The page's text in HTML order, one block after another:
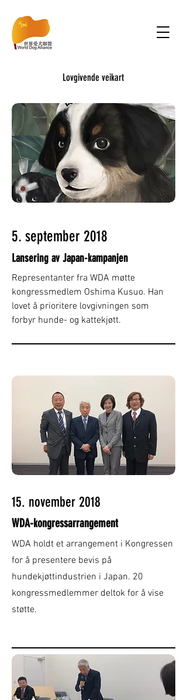
Lovgivende veikart
5. september 2018
Lansering av Japan-kampanjen
Representanter fra WDA møtte
kongressmedlem Oshima Kusuo. Han
lovet å prioritere lovgivningen som
forbyr hunde- og kattekjøtt.
15. november 2018
WDA-kongressarrangement
WDA holdt et arrangement i Kongressen
for å presentere bevis på
hundekjøttindustrien i Japan. 20
kongressmedlemmer deltok for å vise
støtte.